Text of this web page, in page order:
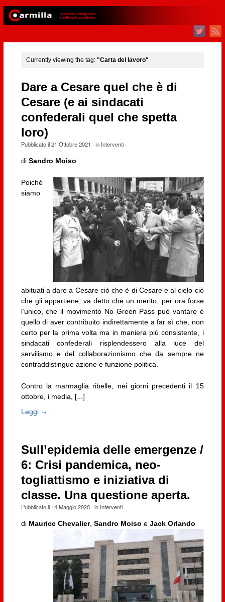
Currently viewing the tag: "Carta del lavoro"
Dare a Cesare quel che è di
Cesare (e ai sindacati
confederali quel che spetta
loro)
Pubblicato il21 Ottobre 2021 · in Interventi·
di Sandro Moiso
Poiché
siamo
abituati a dare a Cesare ciò che è di Cesare e al cielo ciò
che gli appartiene, va detto che un merito, per ora forse
l’unico, che il movimento No Green Pass può vantare è
quello di aver contribuito indirettamente a far sì che, non
certo per la prima volta ma in maniera più consistente, i
sindacati confederali risplendessero alla luce del
servilismo e del collaborazionismo che da sempre ne
contraddistingue azione e funzione politica.
Contro la marmaglia ribelle, nei giorni precedenti il 15
ottobre, i media, [...]
Leggi →
Sull’epidemia delle emergenze /
6: Crisi pandemica, neo-
togliattismo e iniziativa di
classe. Una questione aperta.
Pubblicato il 14 Maggio 2020· in Interventi·
di Maurice Chevalier, Sandro Moiso e Jack Orlando